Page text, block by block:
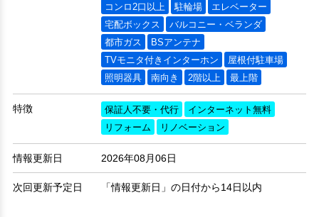
コンロ2口以上
駐輪場
エレベーター
宅配ボックス
バルコニー・ベランダ
都市ガス
BSアンテナ
TVモニタ付きインターホン
屋根付駐車場
照明器具
南向き 2階以上 最上階
特徴 保証人不要・代行
インターネット無料
リフォーム
リノベーション
情報更新日 2026年08月06日
次回更新予定日 「情報更新日」の日付から14日以内